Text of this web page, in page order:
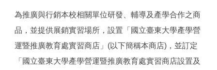
營業時間及導覽資訊
產品寄賣洽詢
為推廣與行銷本校相關單位研發、輔導及產學合作之商
品，並提供展銷實習場所，設置「國立臺東大學產學營
運暨推廣教育處實習商店」(以下簡稱本商店)，並訂定
「國立臺東大學產學營運暨推廣教育處實習商店設置及